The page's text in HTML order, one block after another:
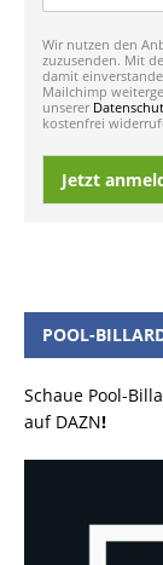
Wir nutzen den
zuzusenden. Mit
damit
Mailchimp
unserer
kostenfrei
Jetzt
POOL-
Schaue Pool-
auf DAZN!